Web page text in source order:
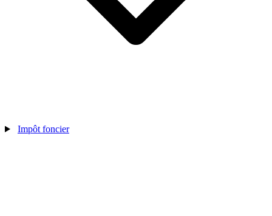
Impôt foncier